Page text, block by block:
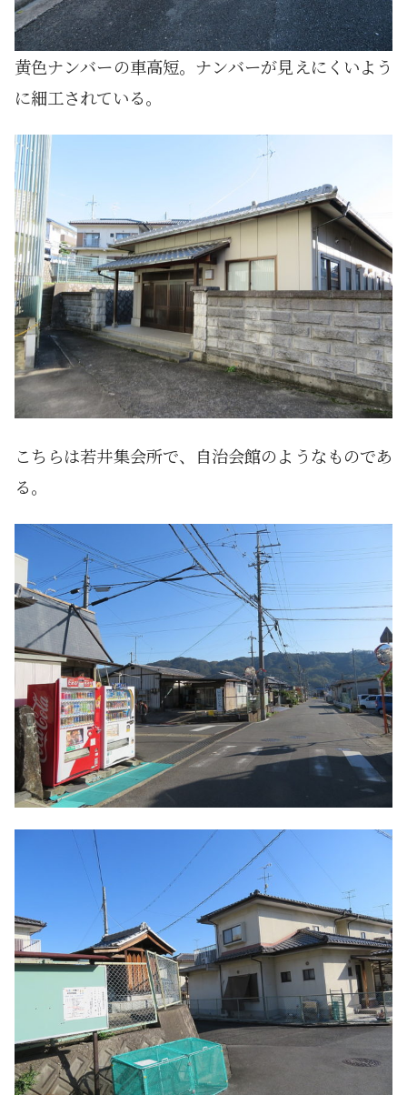
黄色ナンバーの車高短。ナンバーが見えにくいよう
に細工されている。
こちらは若井集会所で、自治会館のようなものであ
る。